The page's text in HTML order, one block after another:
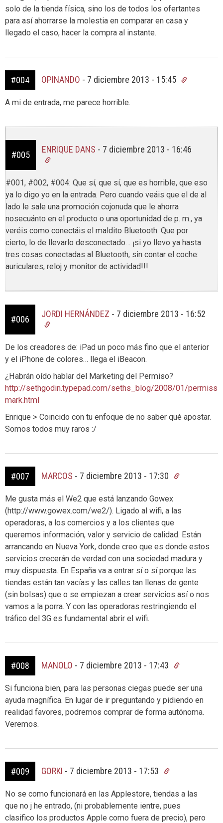
solo de la tienda física, sino los de todos los ofertantes
para así ahorrarse la molestia en comparar en casa y
llegado el caso, hacer la compra al instante.
#004 OPINANDO - 7 diciembre 2013 - 15:45
A mi de entrada, me parece horrible.
#005
ENRIQUE DANS - 7 diciembre 2013 - 16:46
#001, #002, #004: Que sí, que sí, que es horrible, que eso
ya lo digo yo en la entrada. Pero cuando veáis que el de al
lado le sale una promoción cojonuda que le ahorra
nosecuánto en el producto o una oportunidad de p. m., ya
veréis como conectáis el maldito Bluetooth. Que por
cierto, lo de llevarlo desconectado… ¡si yo llevo ya hasta
tres cosas conectadas al Bluetooth, sin contar el coche:
auriculares, reloj y monitor de actividad!!!
#006
JORDI HERNÁNDEZ - 7 diciembre 2013 - 16:52
De los creadores de: iPad un poco más fino que el anterior
y el iPhone de colores… llega el iBeacon.
¿Habrán oído hablar del Marketing del Permiso?
http://sethgodin.typepad.com/seths_blog/2008/01/
mark.html
Enrique > Coincido con tu enfoque de no saber qué apostar.
Somos todos muy raros :/
#007 MARCOS - 7 diciembre 2013 - 17:30
Me gusta más el We2 que está lanzando Gowex
(http://www.gowex.com/we2/). Ligado al wifi, a las
operadoras, a los comercios y a los clientes que
queremos información, valor y servicio de calidad. Están
arrancando en Nueva York, donde creo que es donde estos
servicios crecerán de verdad con una sociedad madura y
muy dispuesta. En España va a entrar sí o sí porque las
tiendas están tan vacías y las calles tan llenas de gente
(sin bolsas) que o se empiezan a crear servicios así o nos
vamos a la porra. Y con las operadoras restringiendo el
tráfico del 3G es fundamental abrir el wifi.
#008 MANOLO - 7 diciembre 2013 - 17:43
Si funciona bien, para las personas ciegas puede ser una
ayuda magnífica. En lugar de ir preguntando y pidiendo en
realidad favores, podremos comprar de forma autónoma.
Veremos.
#009 GORKI - 7 diciembre 2013 - 17:53
No se como funcionará en las Applestore, tiendas a las
que no j he entrado, (ni probablemente ientre, pues
clasifico los productos Apple como fuera de precio), pero